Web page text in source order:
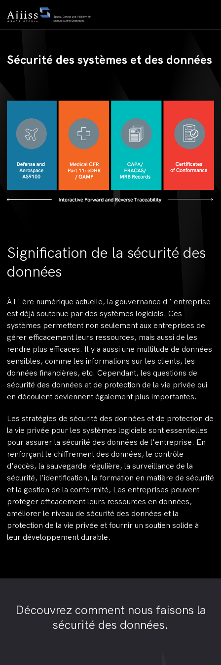
Sécurité des systèmes et des données
Signification de la sécurité des
données
À l ' ère numérique actuelle, la gouvernance d ' entreprise
est déjà soutenue par des systèmes logiciels. Ces
systèmes permettent non seulement aux entreprises de
gérer efficacement leurs ressources, mais aussi de les
rendre plus efficaces. Il y a aussi une multitude de données
sensibles, comme les informations sur les clients, les
données financières, etc. Cependant, les questions de
sécurité des données et de protection de la vie privée qui
en découlent deviennent également plus importantes.
Les stratégies de sécurité des données et de protection de
la vie privée pour les systèmes logiciels sont essentielles
pour assurer la sécurité des données de l'entreprise. En
renforçant le chiffrement des données, le contrôle
d'accès, la sauvegarde régulière, la surveillance de la
sécurité, l'identification, la formation en matière de sécurité
et la gestion de la conformité, Les entreprises peuvent
protéger efficacement leurs ressources en données,
améliorer le niveau de sécurité des données et la
protection de la vie privée et fournir un soutien solide à
leur développement durable.
Découvrez comment nous faisons la
sécurité des données.